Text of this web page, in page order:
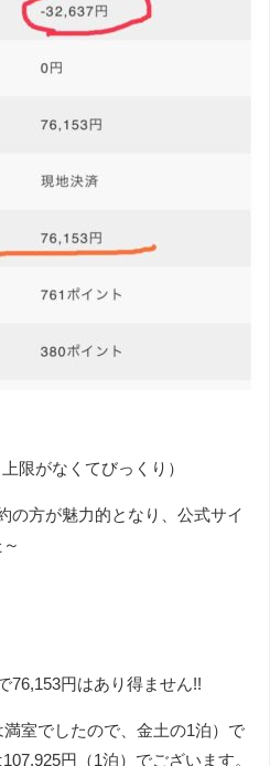
限がなくてびっくり）
の方が魅力的となり、公式サイ
76,153円はあり得ません!!
室でしたので、金土の1泊）で
円（1泊）でございます。